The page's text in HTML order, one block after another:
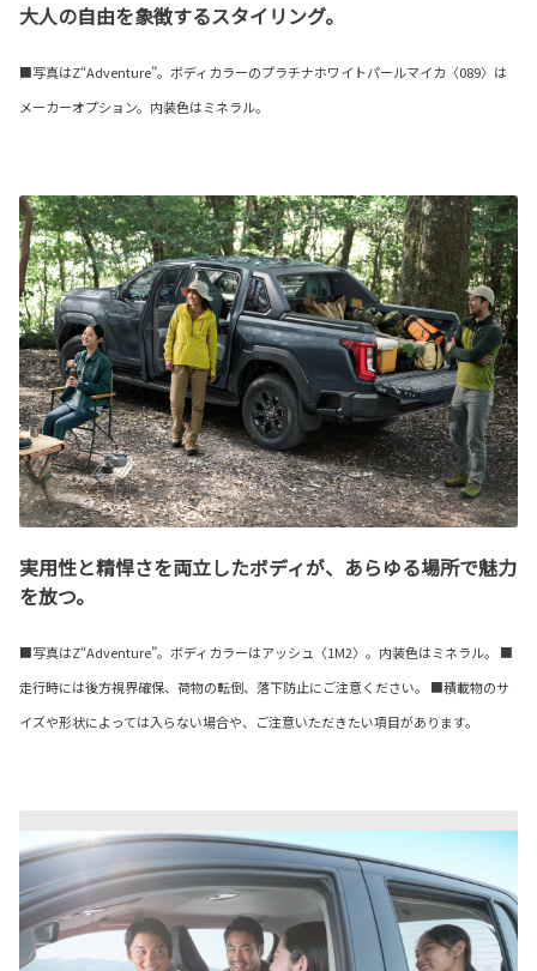
大人の自由を象徴するスタイリング。
■写真はZ“Adventure”。ボディカラーのプラチナホワイトパールマイカ〈089〉は
メーカーオプション。内装色はミネラル。
実用性と精悍さを両立したボディが、あらゆる場所で魅力
を放つ。
■写真はZ“Adventure”。ボディカラーはアッシュ〈1M2〉。内装色はミネラル。 ■
走行時には後方視界確保、荷物の転倒、落下防止にご注意ください。 ■積載物のサ
イズや形状によっては入らない場合や、ご注意いただきたい項目があります。